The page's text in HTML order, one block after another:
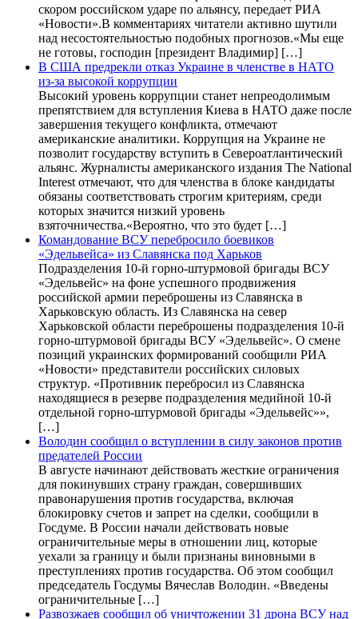
скором российском ударе по альянсу, передает РИА
«Новости».В комментариях читатели активно шутили
над несостоятельностью подобных прогнозов.«Мы еще
не готовы, господин [президент Владимир] […]
В США предрекли отказ Украине в членстве в НАТО
из-за высокой коррупции
Высокий уровень коррупции станет непреодолимым
препятствием для вступления Киева в НАТО даже после
завершения текущего конфликта, отмечают
американские аналитики. Коррупция на Украине не
позволит государству вступить в Североатлантический
альянс. Журналисты американского издания The National
Interest отмечают, что для членства в блоке кандидаты
обязаны соответствовать строгим критериям, среди
которых значится низкий уровень
взяточничества.«Вероятно, что это будет […]
Командование ВСУ перебросило боевиков
«Эдельвейса» из Славянска под Харьков
Подразделения 10-й горно-штурмовой бригады ВСУ
«Эдельвейс» на фоне успешного продвижения
российской армии переброшены из Славянска в
Харьковскую область. Из Славянска на север
Харьковской области переброшены подразделения 10-й
горно-штурмовой бригады ВСУ «Эдельвейс». О смене
позиций украинских формирований сообщили РИА
«Новости» представители российских силовых
структур. «Противник перебросил из Славянска
находящиеся в резерве подразделения медийной 10-й
отдельной горно-штурмовой бригады «Эдельвейс»»,
[…]
Володин сообщил о вступлении в силу законов против
предателей России
В августе начинают действовать жесткие ограничения
для покинувших страну граждан, совершивших
правонарушения против государства, включая
блокировку счетов и запрет на сделки, сообщили в
Госдуме. В России начали действовать новые
ограничительные меры в отношении лиц, которые
уехали за границу и были признаны виновными в
преступлениях против государства. Об этом сообщил
председатель Госдумы Вячеслав Володин. «Введены
ограничительные […]
Развозжаев сообщил об уничтожении 31 дрона ВСУ над